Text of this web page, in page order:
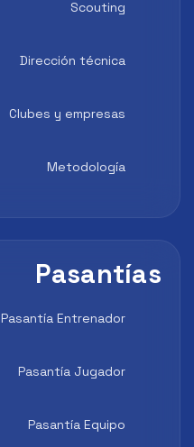
Scouting
Dirección técnica
Clubes y empresas
Metodología
Pasantías
Pasantía Entrenador
Pasantía Jugador
Pasantía Equipo